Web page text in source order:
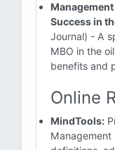
Success in
Journal) - A
MBO in the
benefits and
Online
MindTools: